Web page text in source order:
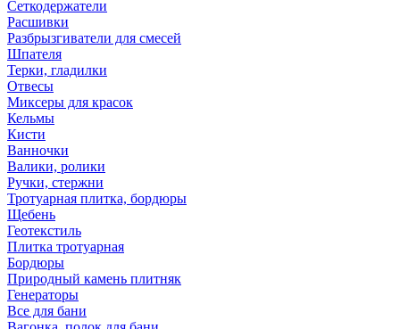
Сеткодержатели
Расшивки
Разбрызгиватели для смесей
Шпателя
Терки, гладилки
Отвесы
Миксеры для красок
Кельмы
Кисти
Ванночки
Валики, ролики
Ручки, стержни
Тротуарная плитка, бордюры
Щебень
Геотекстиль
Плитка тротуарная
Бордюры
Природный камень плитняк
Генераторы
Все для бани